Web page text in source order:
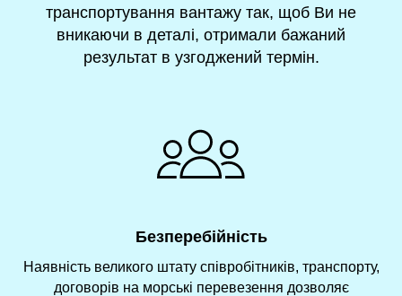
транспортування вантажу так, щоб Ви не
вникаючи в деталі, отримали бажаний
результат в узгоджений термін.
Безперебійність
Наявність великого штату співробітників, транспорту,
договорів на морські перевезення дозволяє